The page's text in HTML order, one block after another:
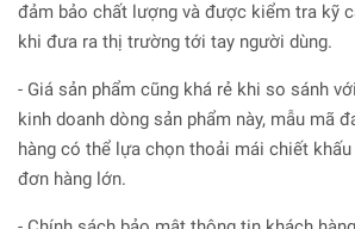
đảm bảo chất lượng và được kiểm tra kỹ
khi đưa ra thị trường tới tay người dùng.
- Giá sản phẩm cũng khá rẻ khi so sánh
kinh doanh dòng sản phẩm này, mẫu mã
hàng có thể lựa chọn thoải mái chiết
đơn hàng lớn.